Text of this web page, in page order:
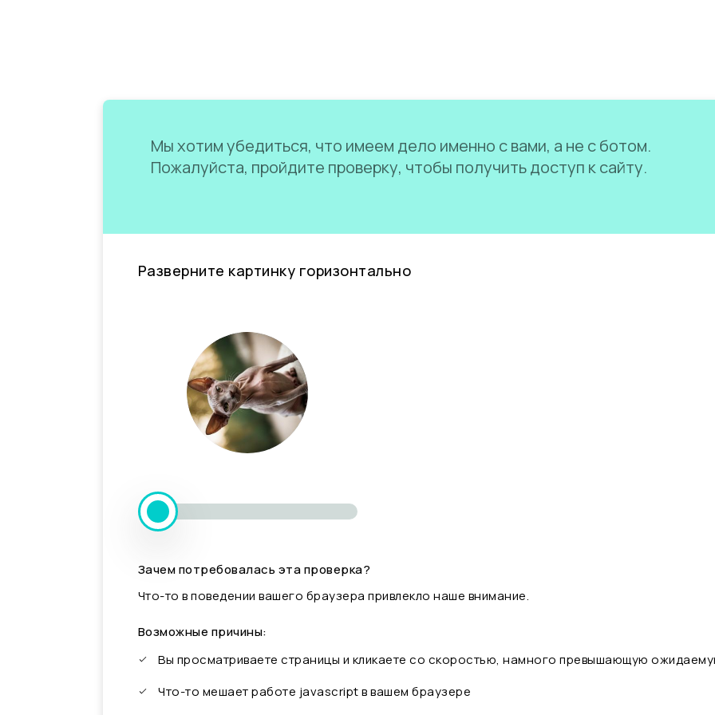
Мы хотим убедиться, что имеем дело именно с вами, а не с ботом.
Пожалуйста, пройдите проверку, чтобы получить доступ к сайту.
Разверните картинку горизонтально
Зачем потребовалась эта проверка?
Что-то в поведении вашего браузера привлекло наше внимание.
Возможные причины:
Вы просматриваете страницы и кликаете со скоростью, намного превышающую
Что-то мешает работе javascript в вашем браузере